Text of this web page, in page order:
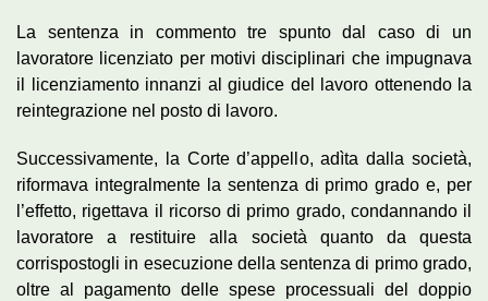
La sentenza in commento tre spunto dal caso di un
lavoratore licenziato per motivi disciplinari che impugnava
il licenziamento innanzi al giudice del lavoro ottenendo la
reintegrazione nel posto di lavoro.
Successivamente, la Corte d’appello, adìta dalla società,
riformava integralmente la sentenza di primo grado e, per
l’effetto, rigettava il ricorso di primo grado, condannando il
lavoratore a restituire alla società quanto da questa
corrispostogli in esecuzione della sentenza di primo grado,
oltre al pagamento delle spese processuali del doppio